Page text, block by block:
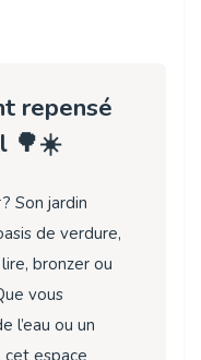
repensé
🌳☀️
Son jardin
de verdure,
bronzer ou
vous
l’eau ou un
cet espace